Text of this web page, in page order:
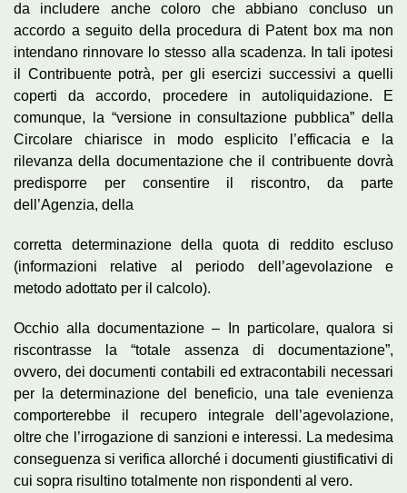
da includere anche coloro che abbiano concluso un
accordo a seguito della procedura di Patent box ma non
intendano rinnovare lo stesso alla scadenza. In tali ipotesi
il Contribuente potrà, per gli esercizi successivi a quelli
coperti da accordo, procedere in autoliquidazione. E
comunque, la “versione in consultazione pubblica” della
Circolare chiarisce in modo esplicito l’efficacia e la
rilevanza della documentazione che il contribuente dovrà
predisporre per consentire il riscontro, da parte
dell’Agenzia, della
corretta determinazione della quota di reddito escluso
(informazioni relative al periodo dell’agevolazione e
metodo adottato per il calcolo).
Occhio alla documentazione – In particolare, qualora si
riscontrasse la “totale assenza di documentazione”,
ovvero, dei documenti contabili ed extracontabili necessari
per la determinazione del beneficio, una tale evenienza
comporterebbe il recupero integrale dell’agevolazione,
oltre che l’irrogazione di sanzioni e interessi. La medesima
conseguenza si verifica allorché i documenti giustificativi di
cui sopra risultino totalmente non rispondenti al vero.